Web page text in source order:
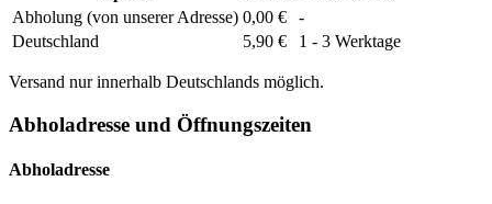
Abholung (von unserer Adresse) 0,00 €
-
Deutschland
5,90 € 1 - 3 Werktage
Versand nur innerhalb Deutschlands möglich.
Abholadresse und Öffnungszeiten
Abholadresse